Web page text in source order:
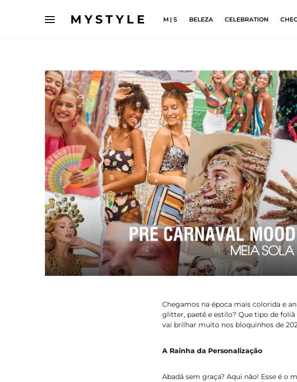
MYSTYLE M | S BELEZA CELEBRATION
Chegamos na época mais colorida e
glitter, paetê e estilo? Que tipo de foliã
vai brilhar muito nos bloquinhos de
A Rainha da Personalização
Abadá sem graça? Aqui não! Esse é o